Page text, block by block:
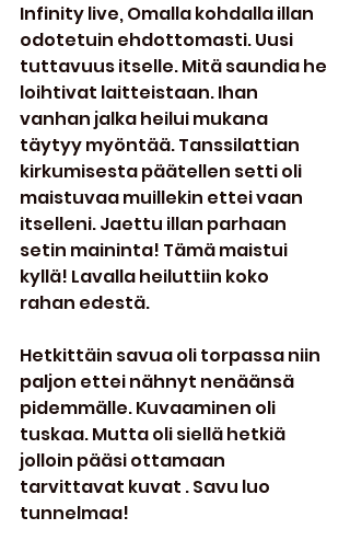
Infinity live, Omalla kohdalla illan
odotetuin ehdottomasti. Uusi
tuttavuus itselle. Mitä saundia he
loihtivat laitteistaan. Ihan
vanhan jalka heilui mukana
täytyy myöntää. Tanssilattian
kirkumisesta päätellen setti oli
maistuvaa muillekin ettei vaan
itselleni. Jaettu illan parhaan
setin maininta! Tämä maistui
kyllä! Lavalla heiluttiin koko
rahan edestä.
Hetkittäin savua oli torpassa niin
paljon ettei nähnyt nenäänsä
pidemmälle. Kuvaaminen oli
tuskaa. Mutta oli siellä hetkiä
jolloin pääsi ottamaan
tarvittavat kuvat . Savu luo
tunnelmaa!